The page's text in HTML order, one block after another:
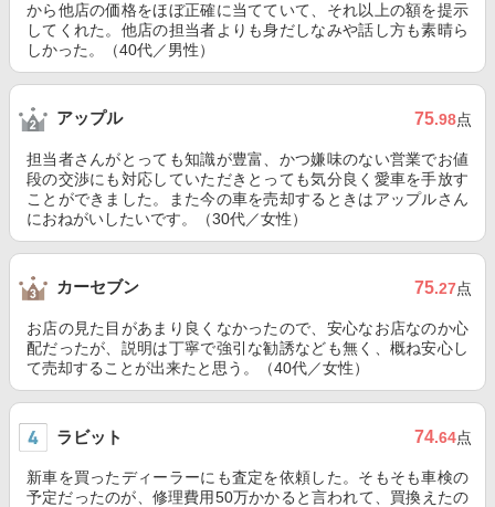
から他店の価格をほぼ正確に当てていて、それ以上の額を提示
してくれた。他店の担当者よりも身だしなみや話し方も素晴ら
しかった。（40代／男性）
アップル 75.98点
担当者さんがとっても知識が豊富、かつ嫌味のない営業でお値
段の交渉にも対応していただきとっても気分良く愛車を手放す
ことができました。また今の車を売却するときはアップルさん
におねがいしたいです。（30代／女性）
カーセブン 75.27点
お店の見た目があまり良くなかったので、安心なお店なのか心
配だったが、説明は丁寧で強引な勧誘なども無く、概ね安心し
て売却することが出来たと思う。（40代／女性）
ラビット 74.64点
新車を買ったディーラーにも査定を依頼した。そもそも車検の
予定だったのが、修理費用50万かかると言われて、買換えたの